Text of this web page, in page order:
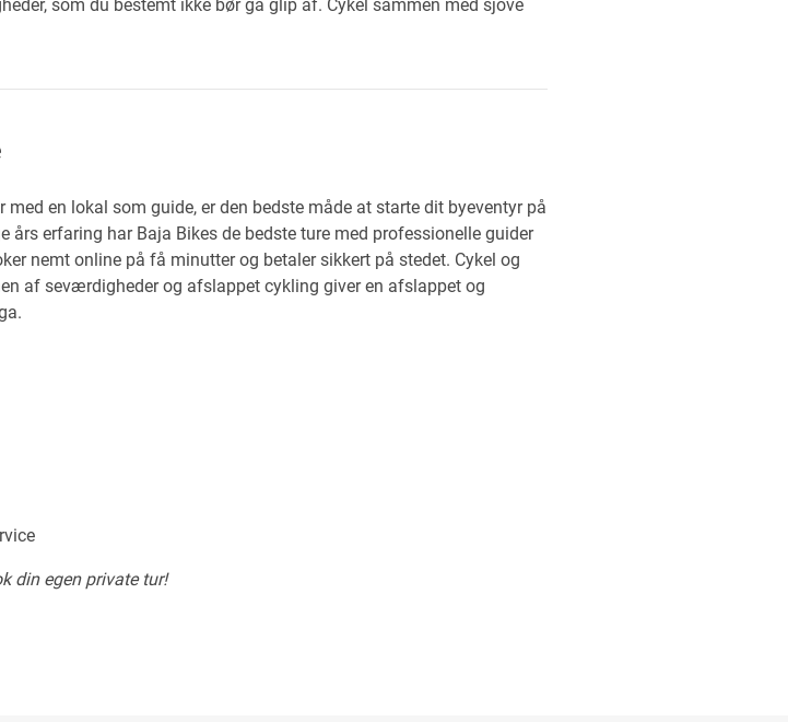
som du bestemt ikke bør gå glip af. Cykel sammen med sjove
en lokal som guide, er den bedste måde at starte dit byeventyr på
erfaring har Baja Bikes de bedste ture med professionelle guider
nemt online på få minutter og betaler sikkert på stedet. Cykel og
af seværdigheder og afslappet cykling giver en afslappet og
din egen private tur!